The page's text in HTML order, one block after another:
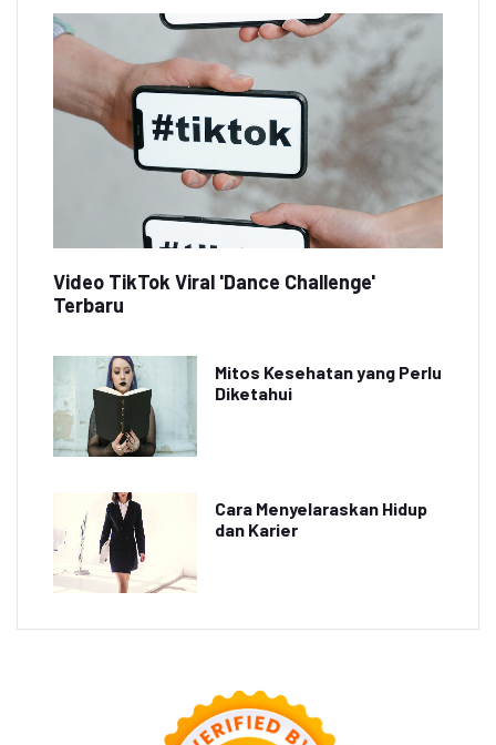
Video TikTok Viral 'Dance Challenge'
Terbaru
Mitos Kesehatan yang Perlu
Diketahui
Cara Menyelaraskan Hidup
dan Karier